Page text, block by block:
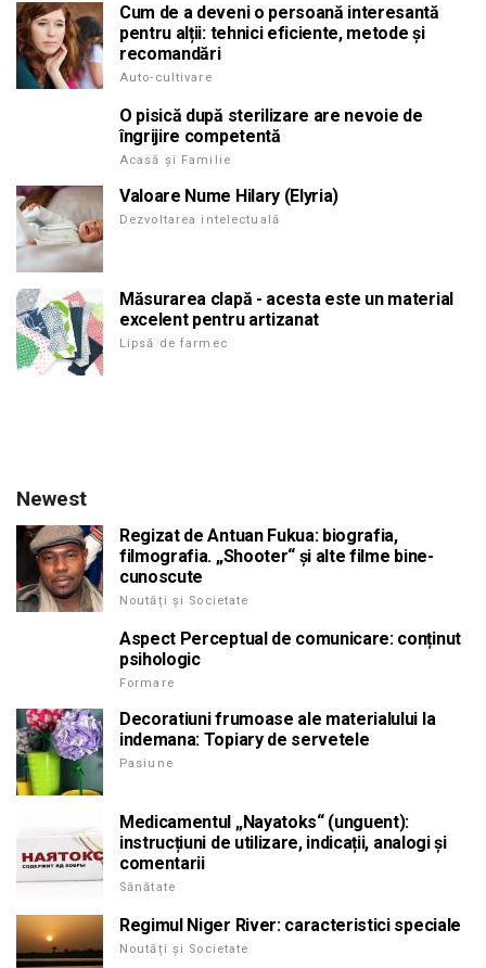
Cum de a deveni o persoană interesantă
pentru alții: tehnici eficiente, metode și
recomandări
Auto-cultivare
O pisică după sterilizare are nevoie de
îngrijire competentă
Acasă și Familie
Valoare Nume Hilary (Elyria)
Dezvoltarea intelectuală
Măsurarea clapă - acesta este un material
excelent pentru artizanat
Lipsă de farmec
Newest
Regizat de Antuan Fukua: biografia,
filmografia. „Shooter“ și alte filme bine-
cunoscute
Noutăți și Societate
Aspect Perceptual de comunicare: conținut
psihologic
Formare
Decoratiuni frumoase ale materialului la
indemana: Topiary de servetele
Pasiune
Medicamentul „Nayatoks“ (unguent):
instrucțiuni de utilizare, indicații, analogi și
comentarii
Sănătate
Regimul Niger River: caracteristici speciale
Noutăți și Societate